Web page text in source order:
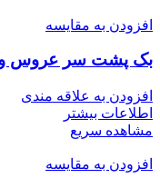
افزودن به مقایسه
بک پشت سر عروس و
افزودن به علاقه مندی
اطلاعات بیشتر
مشاهده سریع
افزودن به مقایسه